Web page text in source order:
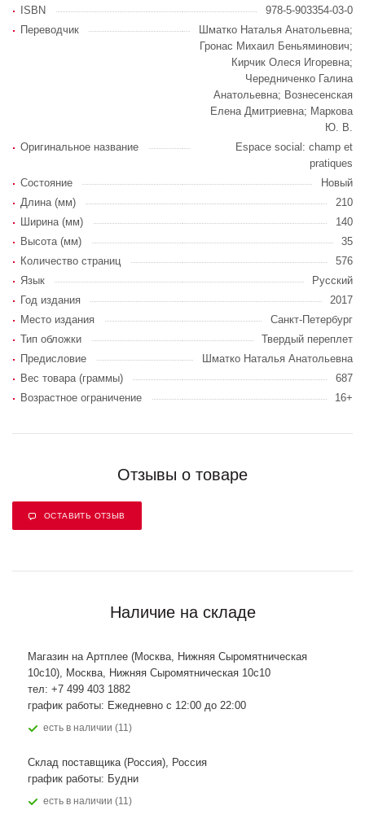
ISBN
978-5-903354-03-0
Переводчик
Шматко Наталья Анатольевна;
Гронас Михаил Беньяминович;
Кирчик Олеся Игоревна;
Чередниченко Галина
Анатольевна; Вознесенская
Елена Дмитриевна; Маркова
Ю. В.
Оригинальное название
Espace social: champ et
pratiques
Состояние
Новый
Длина (мм)
210
Ширина (мм)
140
Высота (мм)
35
Количество страниц
576
Язык
Русский
Год издания
2017
Место издания
Санкт-Петербург
Тип обложки
Твердый переплет
Предисловие
Шматко Наталья Анатольевна
Вес товара (граммы)
687
Возрастное ограничение
16+
Отзывы о товаре
ОСТАВИТЬ ОТЗЫВ
Наличие на складе
Магазин на Артплее (Москва, Нижняя Сыромятническая
10с10), Москва, Нижняя Сыромятническая 10с10
тел: +7 499 403 1882
график работы: Ежедневно с 12:00 до 22:00
Есть в наличии (11)
Склад поставщика (Россия), Россия
график работы: Будни
Есть в наличии (11)